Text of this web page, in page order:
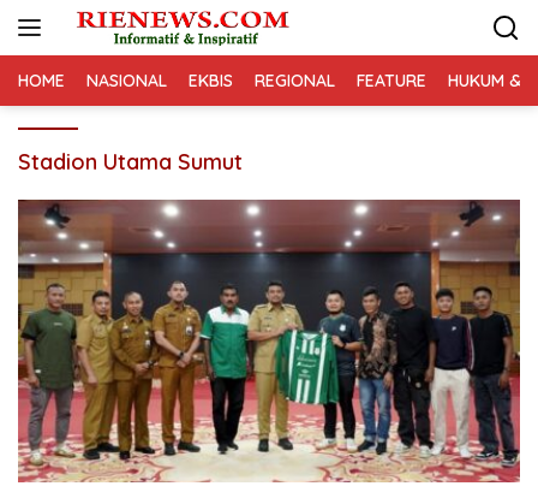
HOME NASIONAL EKBIS REGIONAL FEATURE HUKUM &
Stadion Utama Sumut